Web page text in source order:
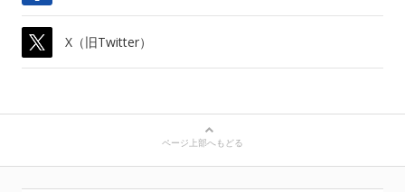
X（旧Twitter）
ページ上部へもどる